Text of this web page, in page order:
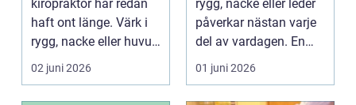
kiropraktor har redan
haft ont länge. Värk i
rygg, nacke eller huvud
blir lätt en...
02 juni 2026
rygg, nacke eller leder
påverkar nästan varje
del av vardagen. En
person som s...
01 juni 2026